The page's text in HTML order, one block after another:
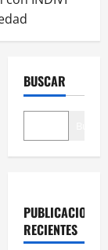
BUSCAR
PUBLICACIONES
RECIENTES